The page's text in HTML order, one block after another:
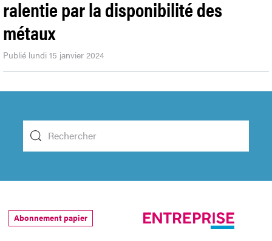
ralentie par la disponibilité des
métaux
Publié lundi 15 janvier 2024
Abonnement papier